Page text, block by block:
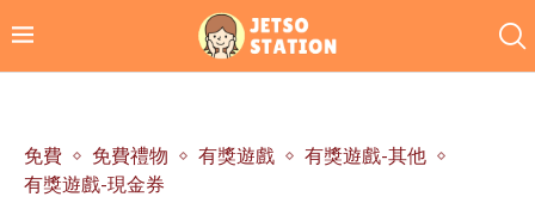
免費 免費禮物 有獎遊戲
有獎遊戲-其他
有獎遊戲-現金券